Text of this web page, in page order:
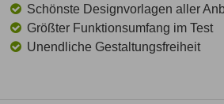
Schönste Designvorlagen aller
Größter Funktionsumfang im Test
Unendliche Gestaltungsfreiheit